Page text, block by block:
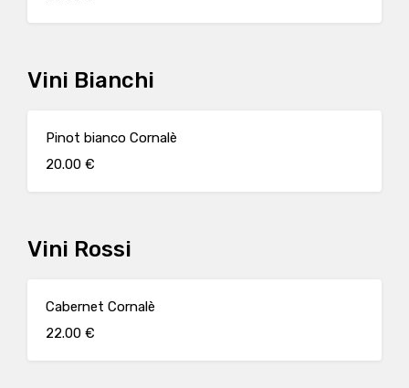
Vini Bianchi
Pinot bianco Cornalè
20.00 €
Vini Rossi
Cabernet Cornalè
22.00 €